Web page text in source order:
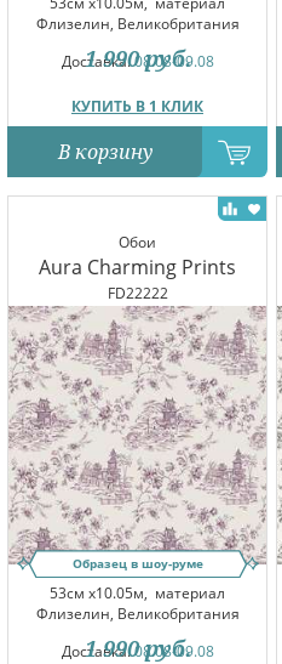
Флизелин, Великобритания
Доставка:08.08-09.08
КУПИТЬ В 1 КЛИК
1 990 руб.
В корзину
Обои
Aura Charming Prints
FD22222
Образец в шоу-руме
53см x10.05м, материал
Флизелин, Великобритания
Доставка:08.08-09.08
1 990 руб.